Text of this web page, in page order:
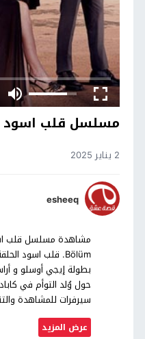
مسلسل قلب اسود الحلقة
2 يناير 2025
esheeq
بطولة إيجي أوسلو و
حول وُلد التوأم في
سيرفرات للمشاهدة
عرض المزيد